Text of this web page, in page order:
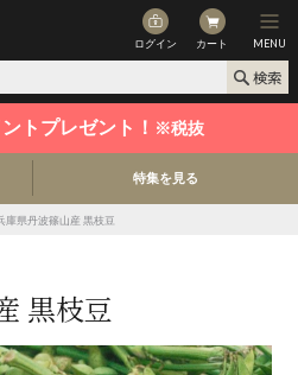
ログイン カート MENU
トプレゼント！ ※税抜
特集を見る
庫県丹波篠山産 黒枝豆
黒枝豆